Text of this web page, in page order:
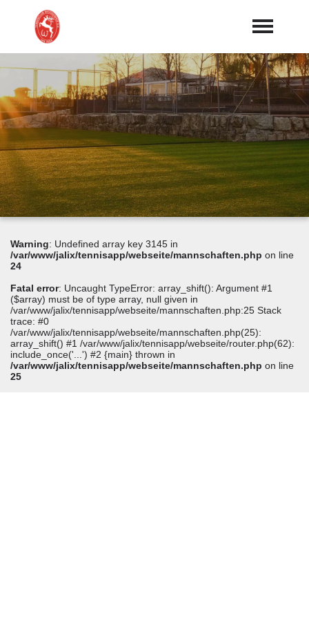
Startseite
Aktuelles
Kurse/Events/Workshop
Vereinskalender
Sport expand_more
Allgemeines expand_more
Gastronomie
Warning: Undefined array key 3145 in
/var/www/jalix/tennisapp/webseite/mannschaften.php on line
24
Fatal error: Uncaught TypeError: array_shift(): Argument #1
($array) must be of type array, null given in
/var/www/jalix/tennisapp/webseite/mannschaften.php:25 Stack
trace: #0
/var/www/jalix/tennisapp/webseite/mannschaften.php(25):
array_shift() #1 /var/www/jalix/tennisapp/webseite/router.php(62):
include_once('...') #2 {main} thrown in
/var/www/jalix/tennisapp/webseite/mannschaften.php on line
25